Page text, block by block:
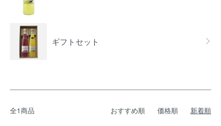
ギフトセット
全1商品 おすすめ順 価格順 新着順